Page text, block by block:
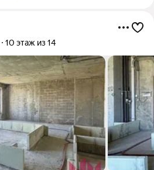
10 этаж из 14